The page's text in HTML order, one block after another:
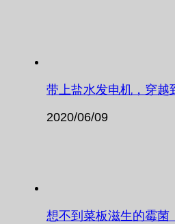
带上盐水发电机，穿越
2020/06/09
想不到菜板滋生的霉菌